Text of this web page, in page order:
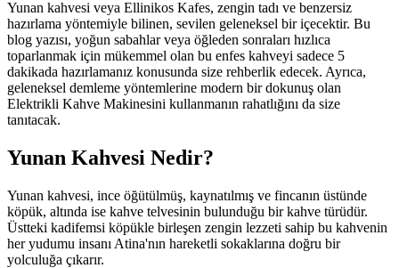
Yunan kahvesi veya Ellinikos Kafes, zengin tadı ve benzersiz
hazırlama yöntemiyle bilinen, sevilen geleneksel bir içecektir. Bu
blog yazısı, yoğun sabahlar veya öğleden sonraları hızlıca
toparlanmak için mükemmel olan bu enfes kahveyi sadece 5
dakikada hazırlamanız konusunda size rehberlik edecek. Ayrıca,
geleneksel demleme yöntemlerine modern bir dokunuş olan
Elektrikli Kahve Makinesini kullanmanın rahatlığını da size
tanıtacak.
Yunan Kahvesi Nedir?
Yunan kahvesi, ince öğütülmüş, kaynatılmış ve fincanın üstünde
köpük, altında ise kahve telvesinin bulunduğu bir kahve türüdür.
Üstteki kadifemsi köpükle birleşen zengin lezzeti sahip bu kahvenin
her yudumu insanı Atina'nın hareketli sokaklarına doğru bir
yolculuğa çıkarır.